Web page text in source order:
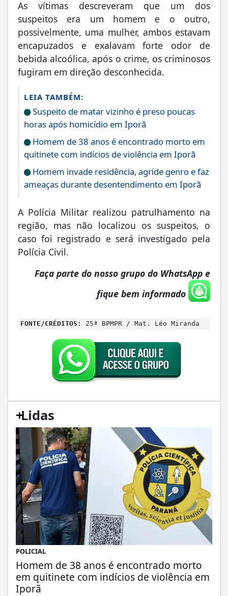
As vítimas descreveram que um dos
suspeitos era um homem e o outro,
possivelmente, uma mulher, ambos estavam
encapuzados e exalavam forte odor de
bebida alcoólica, após o crime, os criminosos
fugiram em direção desconhecida.
LEIA TAMBÉM:
Suspeito de matar vizinho é preso poucas
horas após homicídio em Iporã
Homem de 38 anos é encontrado morto em
quitinete com indícios de violência em Iporã
Homem invade residência, agride genro e faz
ameaças durante desentendimento em Iporã
A Polícia Militar realizou patrulhamento na
região, mas não localizou os suspeitos, o
caso foi registrado e será investigado pela
Polícia Civil.
Faça parte do nosso grupo do WhatsApp e
fique bem informado
FONTE/CRÉDITOS: 25ª BPMPR / Mat. Léo Miranda
+
Lidas
POLICIAL
Homem de 38 anos é encontrado morto
em quitinete com indícios de violência em
Iporã